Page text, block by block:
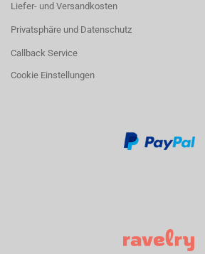
Liefer- und Versandkosten
Privatsphäre und Datenschutz
Callback Service
Cookie Einstellungen